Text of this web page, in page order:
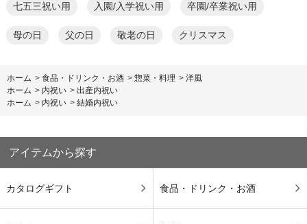
七五三祝い用 入園/入学祝い用 卒園/卒業祝い用
母の日 父の日 敬老の日 クリスマス
ホーム > 食品・ドリンク・お酒 > 惣菜・料理 > 洋風
ホーム > 内祝い > 出産内祝い
ホーム > 内祝い > 結婚内祝い
アイテムから探す
カタログギフト 食品・ドリンク・お酒